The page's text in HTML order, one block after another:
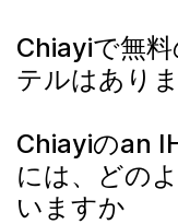
Chiayiで無
テルはあり
Chiayiのan
には、どの
いますか